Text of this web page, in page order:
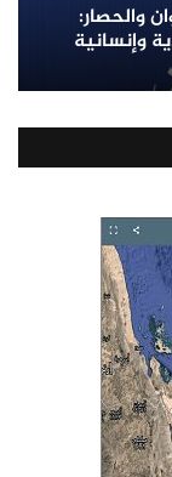
من العدوان والحصار:
وإنسانية